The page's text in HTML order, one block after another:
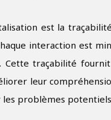
est la
interaction est
traçabilité
leur
problèmes